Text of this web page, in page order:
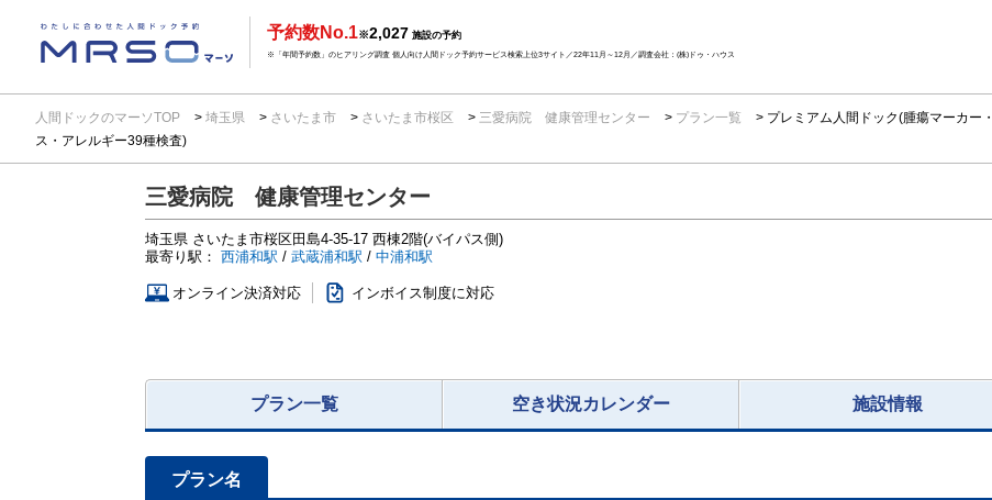
予約数No.1※2,027 施設の予約
※「年間予約数」のヒアリング調査 個人向け人間ドック予約サービス検索上位3サイト／22年11月～12月／調査会社：(株)ドゥ・ハウス
人間ドックのマーソTOP 埼玉県 さいたま市 さいたま市桜区 三愛病院 健康管理センター プラン一覧
プレミアム人間ドック(腫瘍マーカー
ス・アレルギー39種検査)
三愛病院 健康管理センター
埼玉県 さいたま市桜区田島4-35-17 西棟2階(バイパス側)
最寄り駅： 西浦和駅 / 武蔵浦和駅 / 中浦和駅
オンライン決済対応 インボイス制度に対応
プラン一覧 空き状況カレンダー 施設情報